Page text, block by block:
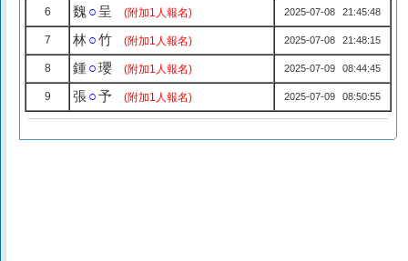
6 魏 ○ 呈 (附加1人報名) 2025-07-08 21:45:48
7 林○竹 (附加1人報名) 2025-07-08 21:48:15
8 鍾○瓔 (附加1人報名) 2025-07-09 08:44:45
9 張○予 (附加1人報名) 2025-07-09 08:50:55